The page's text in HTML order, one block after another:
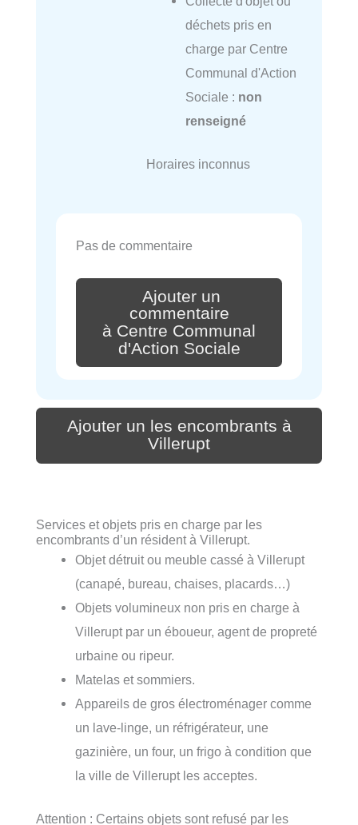
déchets pris en
charge par Centre
Communal d'Action
Sociale : non
renseigné
Horaires inconnus
Pas de commentaire
Ajouter un
commentaire
à Centre Communal
d'Action Sociale
Ajouter un les encombrants à
Villerupt
Services et objets pris en charge par les
encombrants d’un résident à Villerupt.
Objet détruit ou meuble cassé à Villerupt
(canapé, bureau, chaises, placards…)
Objets volumineux non pris en charge à
Villerupt par un éboueur, agent de propreté
urbaine ou ripeur.
Matelas et sommiers.
Appareils de gros électroménager comme
un lave-linge, un réfrigérateur, une
gazinière, un four, un frigo à condition que
la ville de Villerupt les acceptes.
Attention : Certains objets sont refusé par les